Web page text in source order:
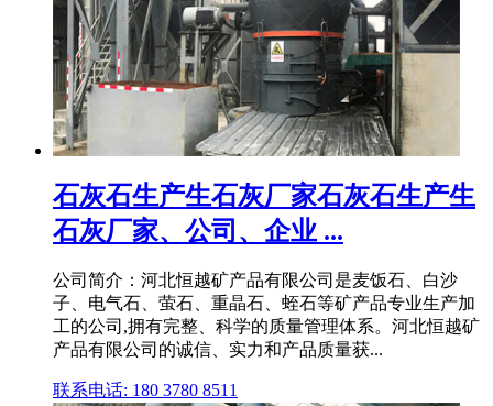
石灰石生产生石灰厂家石灰石生产生
石灰厂家、公司、企业 ...
公司简介：河北恒越矿产品有限公司是麦饭石、白沙
子、电气石、萤石、重晶石、蛭石等矿产品专业生产加
工的公司,拥有完整、科学的质量管理体系。河北恒越矿
产品有限公司的诚信、实力和产品质量获...
联系电话: 180 3780 8511